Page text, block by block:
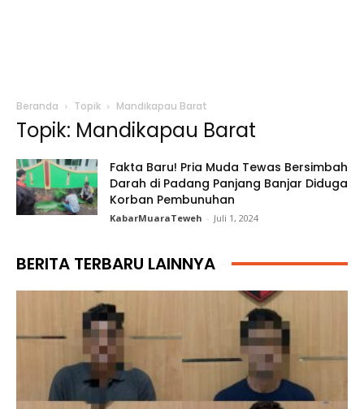
Beranda Topik Mandikapau Barat
Topik: Mandikapau Barat
Fakta Baru! Pria Muda Tewas Bersimbah
Darah di Padang Panjang Banjar Diduga
Korban Pembunuhan
KabarMuaraTeweh - Juli 1, 2024
BERITA TERBARU LAINNYA